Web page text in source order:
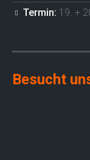
Termin: 19. +
Besucht